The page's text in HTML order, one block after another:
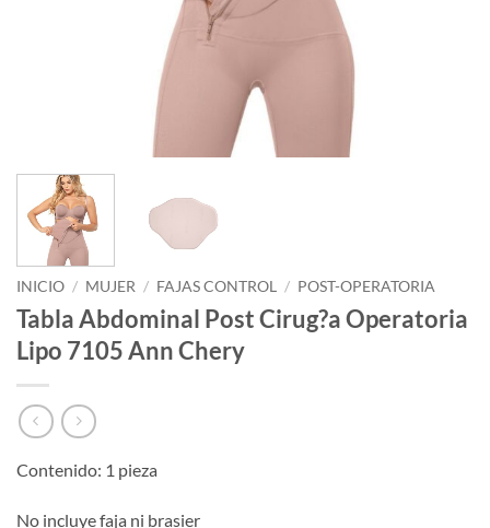
INICIO / MUJER / FAJAS CONTROL / POST-OPERATORIA
Tabla Abdominal Post Cirug?a Operatoria
Lipo 7105 Ann Chery
Contenido: 1 pieza
No incluye faja ni brasier